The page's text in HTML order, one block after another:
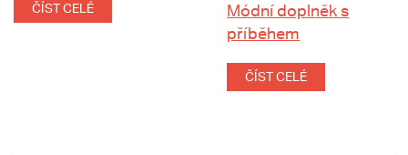
ČÍST CELÉ
Módní doplněk s
příběhem
ČÍST CELÉ